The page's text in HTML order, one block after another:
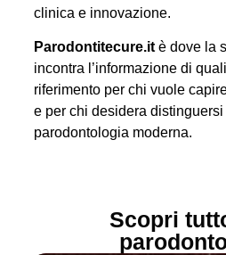
clinica e innovazione.
Parodontitecure.it è dove la
incontra l’informazione di
riferimento per chi vuole
e per chi desidera
parodontologia moderna.
Scopri